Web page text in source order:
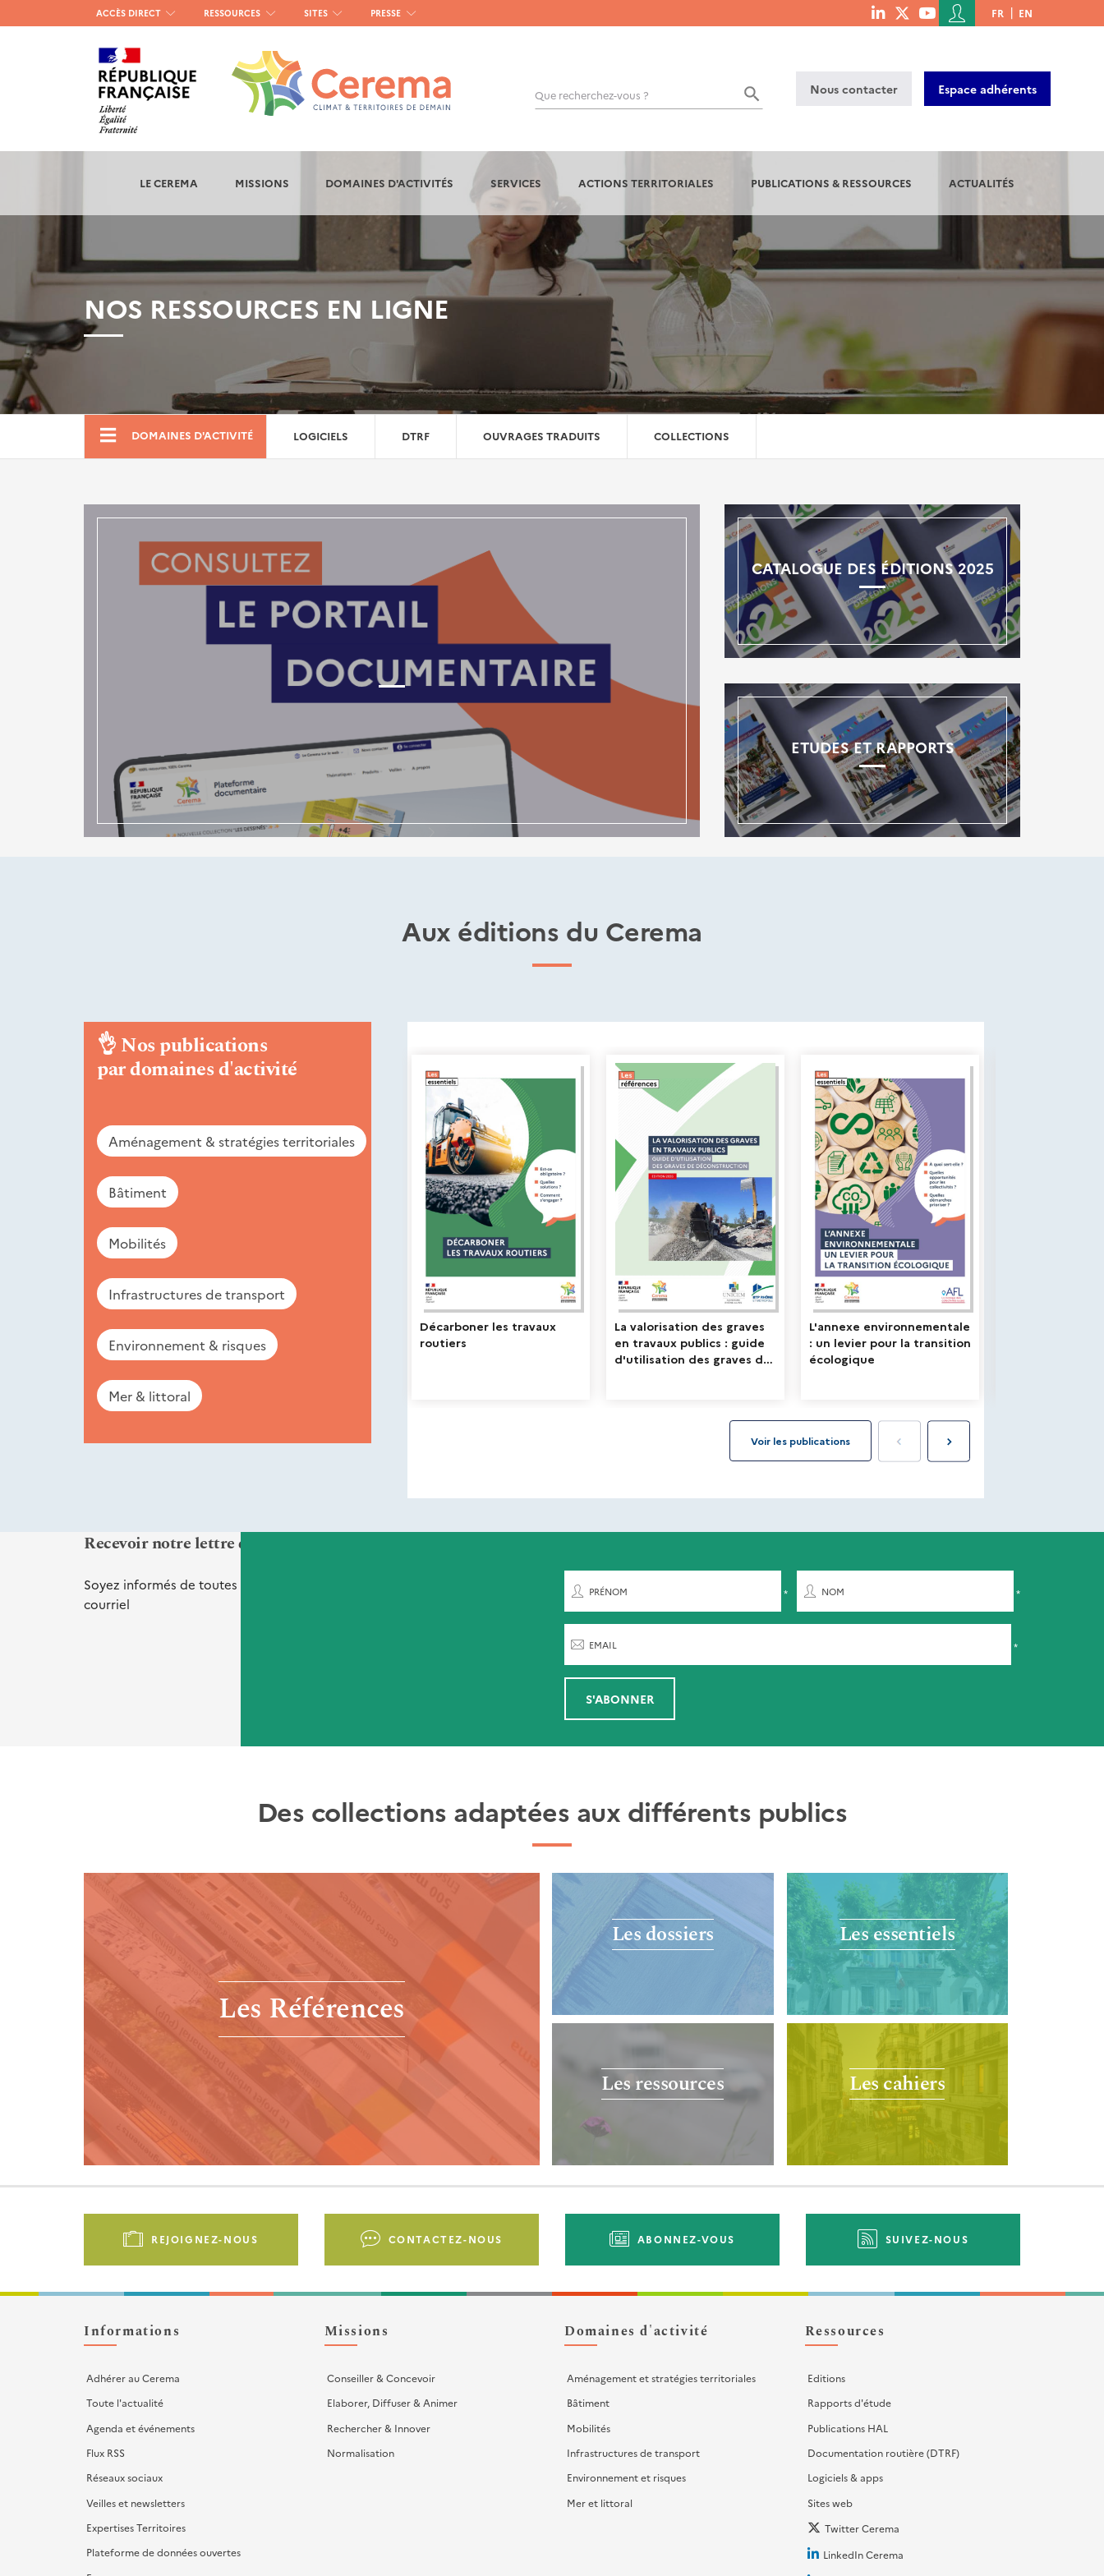
Menu
haut
gauche
ACCÈS DIRECT RESSOURCES SITES PRESSE
menu
Menu
du
de
l'utilisateur
FR EN
Que recherchez-vous ?
OK
Nous contacter Espace adhérents
LE CEREMA MISSIONS DOMAINES D'ACTIVITÉS SERVICES ACTIONS TERRITORIALES PUBLICATIONS & RESSOURCES ACTUALITÉS
NOS RESSOURCES EN LIGNE
BoutiqueDOMAINES D'ACTIVITÉ LOGICIELS DTRF OUVRAGES TRADUITS COLLECTIONS
CATALOGUE DES ÉDITIONS 2025
ETUDES ET RAPPORTS
Aux éditions du Cerema
👌Nos publications
par domaines d'activité
Aménagement & stratégies territoriales
Bâtiment
Mobilités
Infrastructures de transport
Environnement & risques
Mer & littoral
Nouveautés
Recevoir notre lettre d'informations Vient de paraître
Soyez informés de toutes nos
courriel
PRÉNOM NOM
EMAIL
S'ABONNER
Des collections adaptées aux différents publics
Les Références
Les dossiers Les essentiels
Les ressources Les cahiers
Pied
Liens
d'actions
REJOIGNEZ-NOUS CONTACTEZ-NOUS ABONNEZ-VOUS SUIVEZ-NOUS
Informations
Adhérer au Cerema
Toute l'actualité
Agenda et événements
Flux RSS
Réseaux sociaux
Veilles et newsletters
Expertises Territoires
Plateforme de données ouvertes
Missions
Conseiller & Concevoir
Elaborer, Diffuser & Animer
Rechercher & Innover
Normalisation
Domaines d'activité
Aménagement et stratégies territoriales
Bâtiment
Mobilités
Infrastructures de transport
Environnement et risques
Mer et littoral
Ressources
Editions
Rapports d'étude
Publications HAL
Documentation routière (DTRF)
Logiciels & apps
Sites web
Twitter Cerema
LinkedIn Cerema